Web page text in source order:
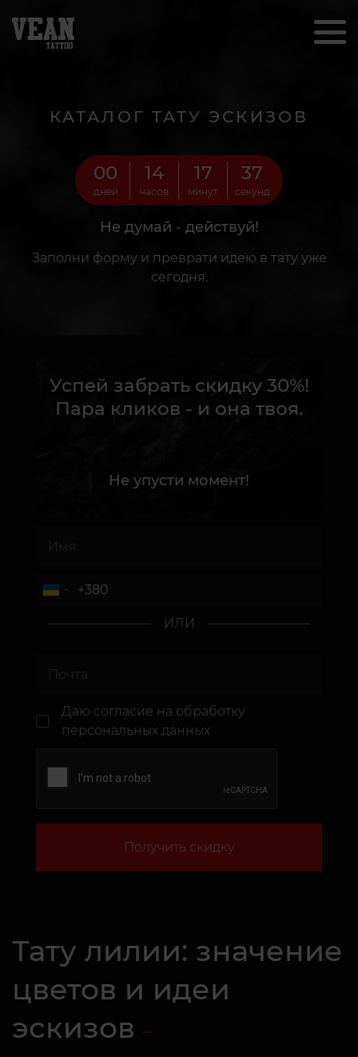
КАТАЛОГ ТАТУ ЭСКИЗОВ
00
дней
14
часов
17
минут
35
секунд
Не думай - действуй!
Заполни форму и преврати идею в тату уже
сегодня.
Успей забрать скидку 30%!
Пара кликов - и она твоя.
Не упусти момент!
ИЛИ
Даю согласие на обработку
персональных данных
Получить скидку
Тату лилии: значение
цветов и идеи
эскизов